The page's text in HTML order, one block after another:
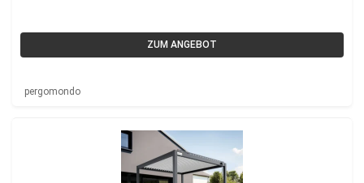
ZUM ANGEBOT
pergomondo